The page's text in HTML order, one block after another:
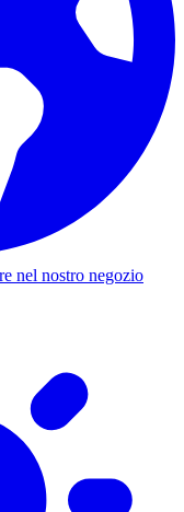
nel nostro negozio